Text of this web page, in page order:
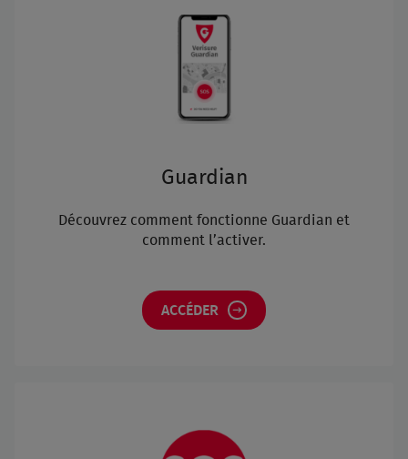
Guardian
Découvrez comment fonctionne Guardian et
comment l’activer.
ACCÉDER